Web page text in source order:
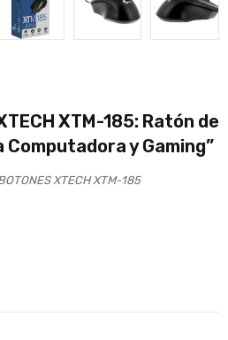
XTM-185: Ratón de
y Gaming”
XTECH XTM-185